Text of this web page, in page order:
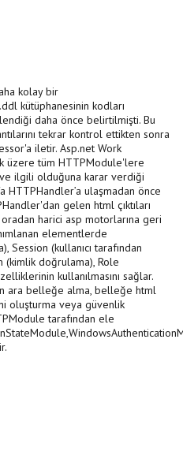
kolay bir
kütüphanesinin kodları
daha önce belirtilmişti. Bu
tekrar kontrol ettikten sonra
iletir. Asp.net Work
üzere tüm HTTPModule'lere
ilgili olduğuna karar verdiği
HTTPHandler’a ulaşmadan önce
gelen html çıktıları
harici asp motorlarına geri
elementlerde
(kullanıcı tarafından
(kimlik doğrulama), Role
kullanılmasını sağlar.
ara belleğe alma, belleğe html
oluşturma veya güvenlik
tarafından ele